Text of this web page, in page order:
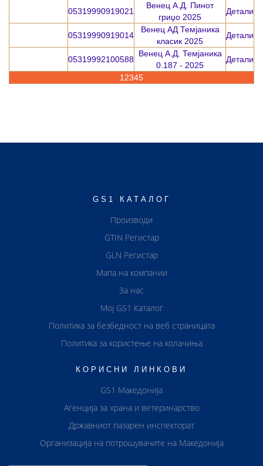
05319990919021
Венец А.Д. Пинот
гриџо 2025
Детали
05319990919014
Венец АД Темјаника
класик 2025
Детали
05319992100588
Венец А.Д. Темјаника
0.187 - 2025
Детали
1 2345
GS1 КАТАЛОГ
Производи
GTIN Регистар
GLN Регистар
Мапа на компании
За нас
Мој GS1 Каталог
Политика за безбедност на веб страницата
Политика за користење на колачиња
КОРИСНИ ЛИНКОВИ
GS1 Македонија
Агенција за храна и ветеринарство
Државниот пазарен инспекторат
Организација на потрошувачите на Македонија